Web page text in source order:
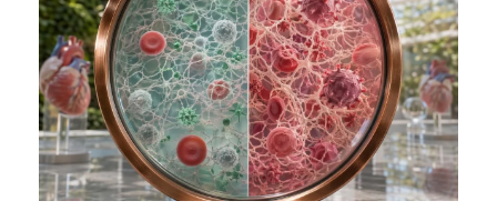
Italiano
Español
Português
Ελληνικά
Türkçe
Română